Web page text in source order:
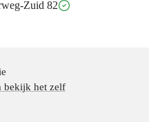
Zuid 82
bekijk het zelf